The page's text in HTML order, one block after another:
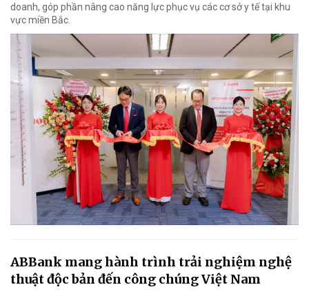
doanh, góp phần nâng cao năng lực phục vụ các cơ sở y tế tại khu
vực miền Bắc.
ABBank mang hành trình trải nghiệm nghệ
thuật độc bản đến công chúng Việt Nam